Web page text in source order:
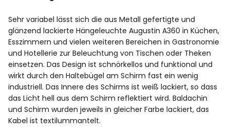
Sehr variabel lässt sich die aus Metall gefertigte und
glänzend lackierte Hängeleuchte Augustin A360 in Küchen,
Esszimmern und vielen weiteren Bereichen in Gastronomie
und Hotellerie zur Beleuchtung von Tischen oder Theken
einsetzen. Das Design ist schnörkellos und funktional und
wirkt durch den Haltebügel am Schirm fast ein wenig
industriell. Das Innere des Schirms ist weiß lackiert, so dass
das Licht hell aus dem Schirm reflektiert wird. Baldachin
und Schirm wurden jeweils in gleicher Farbe lackiert, das
Kabel ist textilummantelt.